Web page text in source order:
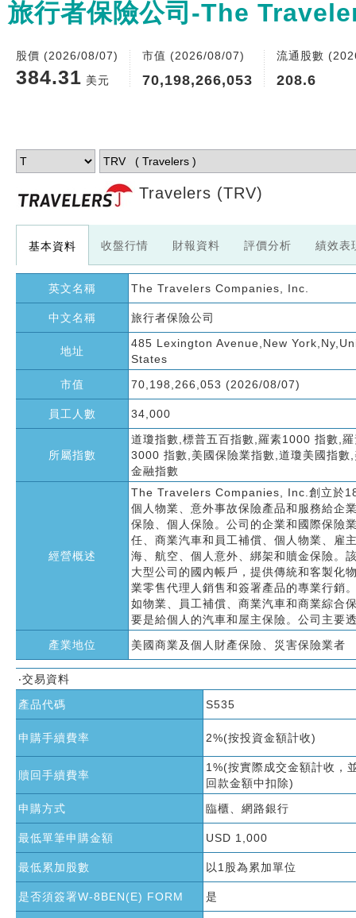
旅行者保險公司-The
股價 (2026/08/07)
384.31 美元
市值 (2026/08/07)
70,198,266,053
流通股數
208.6
Travelers (TRV)
基本資料 收盤行情 財報資料 評價分析 績效表
英文名稱 The Travelers Companies, Inc.
中文名稱 旅行者保險公司
地址
485 Lexington Avenue,New
States
市值
70,198,266,053 (2026/08/07)
員工人數 34,000
所屬指數
道瓊指數,標普五百指數,羅素1000 指數,
3000 指數,美國保險業指數,道瓊美國指數
金融指數
經營概述
The Travelers Companies, Inc.創立於
個人物業、意外事故保險產品和服務給企
保險、個人保險。公司的企業和國際保險
任、商業汽車和員工補償、個人物業、雇
海、航空、個人意外、綁架和贖金保險。
大型公司的國內帳戶，提供傳統和客製化
業零售代理人銷售和簽署產品的專業行銷
如物業、員工補償、商業汽車和商業綜合
要是給個人的汽車和屋主保險。公司主要
產業地位
美國商業及個人財產保險、災害保險業者
‧交易資料
產品代碼
S535
申購手續費率 2%(按投資金額計收)
贖回手續費率
1%(按實際成交金額計收，
回款金額中扣除)
申購方式
臨櫃、網路銀行
最低單筆申購金額 USD 1,000
最低累加股數 以1股為累加單位
是否須簽署W-8BEN(E) FORM 是